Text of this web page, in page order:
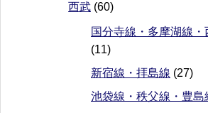
西武 (60)
国分寺線・多摩湖線
(11)
新宿線・拝島線 (27)
池袋線・秩父線・豊島